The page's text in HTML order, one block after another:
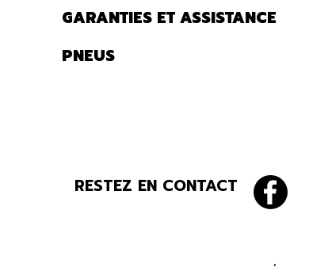
GARANTIES ET ASSISTANCE
PNEUS
RESTEZ EN CONTACT